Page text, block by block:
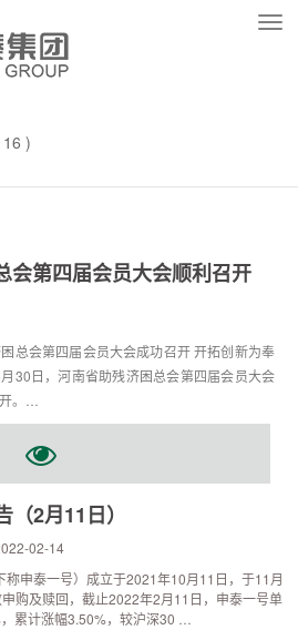
)
会第四届会员大会顺利召开
总会第四届会员大会成功召开 开拓创新为奉
30日，河南省助残济困总会第四届会员大会
。…
2月11日）
02-14
称申泰一号）成立于2021年10月11日，于11月
购及赎回，截止2022年2月11日，申泰一号单
累计涨幅3.50%，较沪深30 …